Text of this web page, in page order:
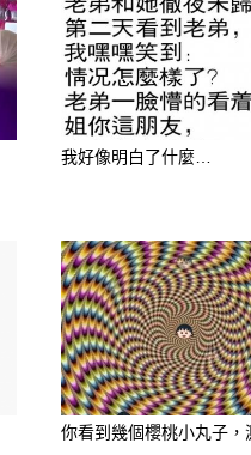
我好像明白了什麼…
你看到幾個櫻桃小丸子，